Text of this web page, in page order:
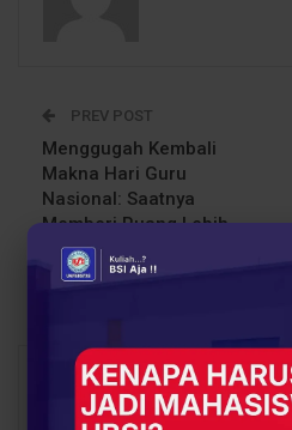
PREV POST
Menggugah Kembali
Makna Hari Guru
Nasional: Saatnya
Memberi Ruang Lebih
untuk Para Penjaga
Masa Depan
You Might Also Like